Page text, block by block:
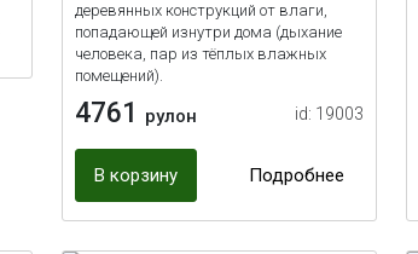
деревянных конструкций от влаги,
попадающей изнутри дома (дыхание
человека, пар из тёплых влажных
помещений).
4761 рулон id: 19003
В корзину Подробнее